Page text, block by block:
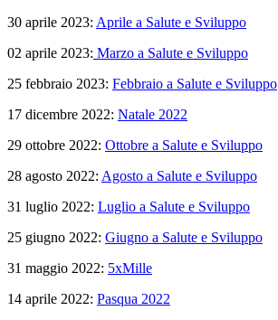
30 aprile 2023: Aprile a Salute e Sviluppo
02 aprile 2023: Marzo a Salute e Sviluppo
25 febbraio 2023: Febbraio a Salute e Sviluppo
17 dicembre 2022: Natale 2022
29 ottobre 2022: Ottobre a Salute e Sviluppo
28 agosto 2022: Agosto a Salute e Sviluppo
31 luglio 2022: Luglio a Salute e Sviluppo
25 giugno 2022: Giugno a Salute e Sviluppo
31 maggio 2022: 5xMille
14 aprile 2022: Pasqua 2022